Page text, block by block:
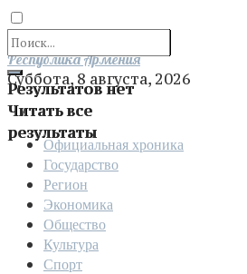
Результатов нет
Читать все
результаты
Отправить
Республика Армения
Суббота, 8 августа, 2026
Официальная хроника
Государство
Регион
Экономика
Общество
Культура
Спорт